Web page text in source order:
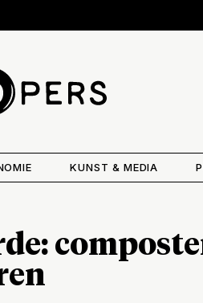
KUNST & MEDIA